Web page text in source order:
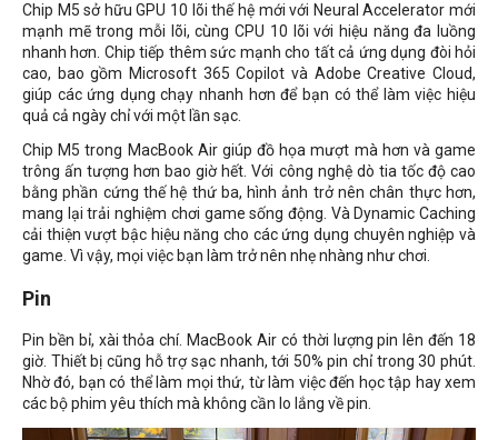
Chip M5 sở hữu GPU 10 lõi thế hệ mới với Neural Accelerator mới
mạnh mẽ trong mỗi lõi, cùng CPU 10 lõi với hiệu năng đa luồng
nhanh hơn. Chip tiếp thêm sức mạnh cho tất cả ứng dụng đòi hỏi
cao, bao gồm Microsoft 365 Copilot và Adobe Creative Cloud,
giúp các ứng dụng chạy nhanh hơn để bạn có thể làm việc hiệu
quả cả ngày chỉ với một lần sạc.
Chip M5 trong MacBook Air giúp đồ họa mượt mà hơn và game
trông ấn tượng hơn bao giờ hết. Với công nghệ dò tia tốc độ cao
bằng phần cứng thế hệ thứ ba, hình ảnh trở nên chân thực hơn,
mang lại trải nghiệm chơi game sống động. Và Dynamic Caching
cải thiện vượt bậc hiệu năng cho các ứng dụng chuyên nghiệp và
game. Vì vậy, mọi việc bạn làm trở nên nhẹ nhàng như chơi.
Pin
Pin bền bỉ, xài thỏa chí. MacBook Air có thời lượng pin lên đến 18
giờ. Thiết bị cũng hỗ trợ sạc nhanh, tới 50% pin chỉ trong 30 phút.
Nhờ đó, bạn có thể làm mọi thứ, từ làm việc đến học tập hay xem
các bộ phim yêu thích mà không cần lo lắng về pin.